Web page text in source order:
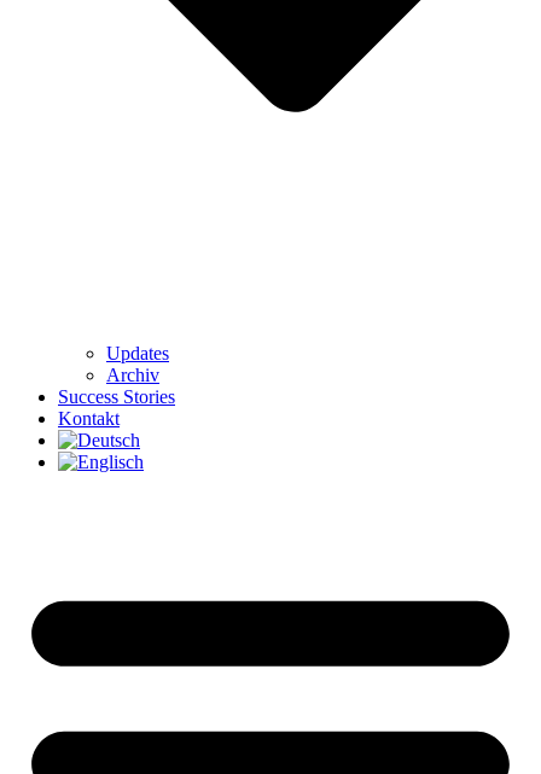
Updates
Archiv
Success Stories
Kontakt